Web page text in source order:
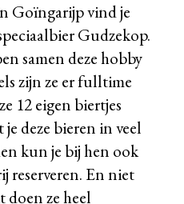
Goïngarijp vind je
Gudzekop.
samen deze hobby
zijn ze er fulltime
12 eigen biertjes
deze bieren in veel
kun je bij hen ook
reserveren. En niet
doen ze heel